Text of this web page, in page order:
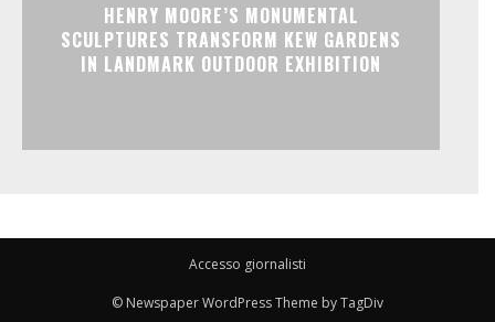
HENRY MOORE’S MONUMENTAL
SCULPTURES TRANSFORM KEW GARDENS
IN LANDMARK OUTDOOR EXHIBITION
Accesso giornalisti
© Newspaper WordPress Theme by TagDiv